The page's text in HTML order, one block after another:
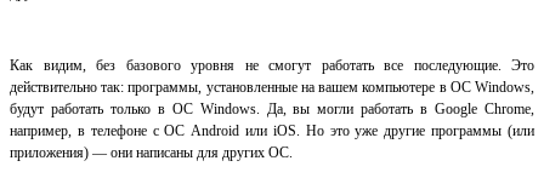
Как видим, без базового уровня не смогут работать все последующие. Это
действительно так: программы, установленные на вашем компьютере в ОС Windows,
будут работать только в ОС Windows. Да, вы могли работать в Google Chrome,
например, в телефоне с ОС Android или iOS. Но это уже другие программы (или
приложения) — они написаны для других ОС.